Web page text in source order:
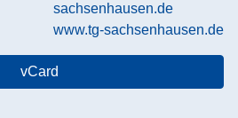
sachsenhausen.de
www.tg-sachsenhausen.de
vCard